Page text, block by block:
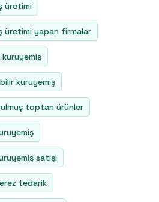
üretimi
üretimi yapan firmalar
kuruyemiş
toptan ürünler
satışı
tedarik